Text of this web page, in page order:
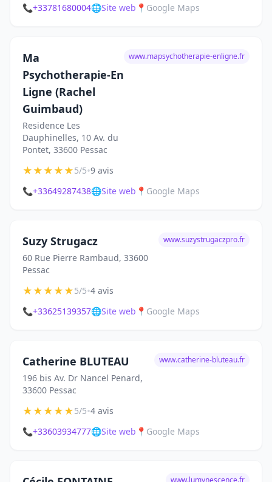
📞+33781680004🌐Site web 📍 Google Maps
Ma
Psychotherapie-En
Ligne (Rachel
Guimbaud)
Residence Les
Dauphinelles, 10 Av. du
Pontet, 33600 Pessac
www.mapsychotherapie-enligne.fr
★★★★★5/5•9 avis
📞+33649287438🌐Site web 📍 Google Maps
Suzy Strugacz
60 Rue Pierre Rambaud, 33600
Pessac
www.suzystrugaczpro.fr
★★★★★5/5•4 avis
📞+33625139357🌐Site web 📍 Google Maps
Catherine BLUTEAU
196 bis Av. Dr Nancel Penard,
33600 Pessac
www.catherine-bluteau.fr
★★★★★5/5•4 avis
📞+33603934777🌐Site web 📍 Google Maps
www.lumynescence.fr